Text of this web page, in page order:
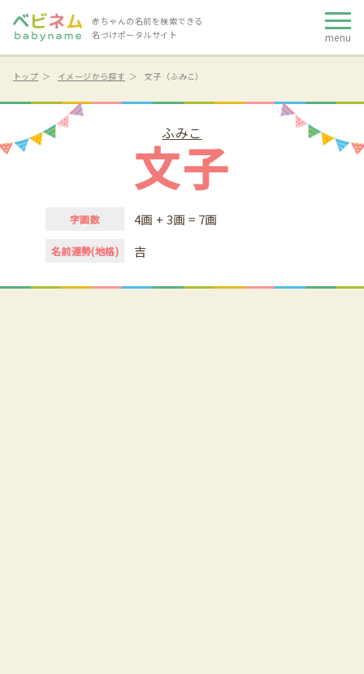
赤ちゃんの名前を検索できる
名づけポータルサイト
menu
トップ イメージから探す 文子（ふみこ）
ふみこ
文子
字画数 4画 + 3画 = 7画
名前運勢(地格) 吉